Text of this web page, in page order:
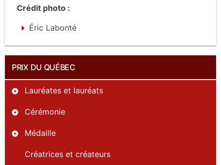
PRIX DU QUÉBEC
Lauréates et lauréats
Cérémonie
Médaille
Créatrices et créateurs
Crédit photo :
Éric Labonté